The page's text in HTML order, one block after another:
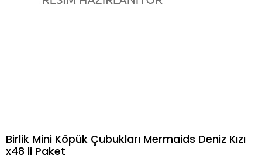
Birlik Mini Köpük Çubukları Mermaids Deniz Kızı
x48 li Paket